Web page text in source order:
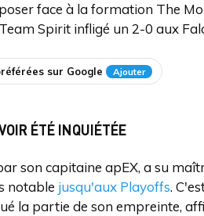
face à la formation The
Spirit infligé un 2-0 aux
sur Google Ajouter
ÉTÉ INQUIÉTÉE
son capitaine apEX, a su
notable jusqu'aux Playoffs.
la partie de son empreinte,